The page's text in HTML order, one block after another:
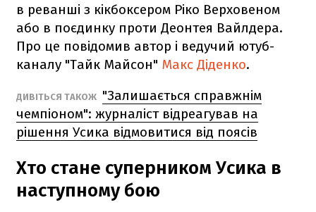
в реванші з кікбоксером Ріко Верховеном
або в поєдинку проти Деонтея Вайлдера.
Про це повідомив автор і ведучий ютуб-
каналу "Тайк Майсон" Макс Діденко.
ДИВІТЬСЯ ТАКОЖ "Залишається справжнім
чемпіоном": журналіст відреагував на
рішення Усика відмовитися від поясів
Хто стане суперником Усика в
наступному бою